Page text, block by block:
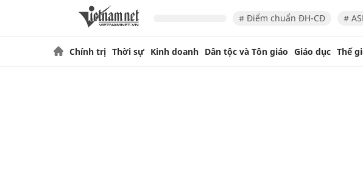
# Điểm chuẩn ĐH-CĐ #
Chính trị Thời sự Kinh doanh Dân tộc và Tôn giáo Giáo dục Thế